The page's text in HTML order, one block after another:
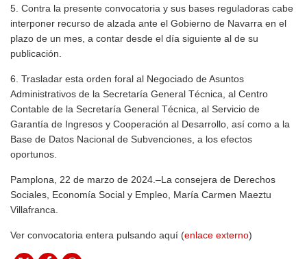
5. Contra la presente convocatoria y sus bases reguladoras cabe
interponer recurso de alzada ante el Gobierno de Navarra en el
plazo de un mes, a contar desde el día siguiente al de su
publicación.
6. Trasladar esta orden foral al Negociado de Asuntos
Administrativos de la Secretaría General Técnica, al Centro
Contable de la Secretaría General Técnica, al Servicio de
Garantía de Ingresos y Cooperación al Desarrollo, así como a la
Base de Datos Nacional de Subvenciones, a los efectos
oportunos.
Pamplona, 22 de marzo de 2024.–La consejera de Derechos
Sociales, Economía Social y Empleo, María Carmen Maeztu
Villafranca.
Ver convocatoria entera pulsando aquí (enlace externo)